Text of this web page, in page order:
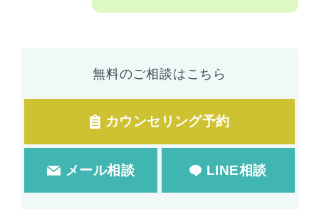
無料のご相談はこちら
カウンセリング予約
メール相談 LINE相談